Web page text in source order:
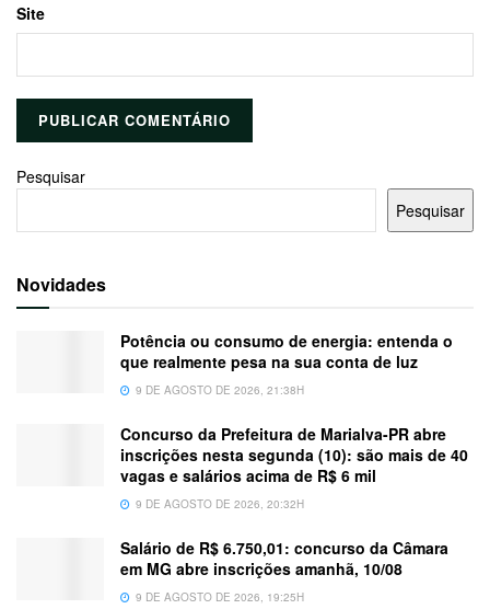
Site
Pesquisar
Pesquisar
Novidades
Potência ou consumo de energia: entenda o
que realmente pesa na sua conta de luz
9 DE AGOSTO DE 2026, 21:38H
Concurso da Prefeitura de Marialva-PR abre
inscrições nesta segunda (10): são mais de 40
vagas e salários acima de R$ 6 mil
9 DE AGOSTO DE 2026, 20:32H
Salário de R$ 6.750,01: concurso da Câmara
em MG abre inscrições amanhã, 10/08
9 DE AGOSTO DE 2026, 19:25H